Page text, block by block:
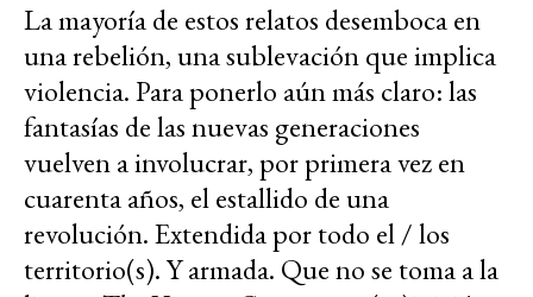
La mayoría de estos relatos desemboca en
una rebelión, una sublevación que implica
violencia. Para ponerlo aún más claro: las
fantasías de las nuevas generaciones
vuelven a involucrar, por primera vez en
cuarenta años, el estallido de una
revolución. Extendida por todo el / los
territorio(s). Y armada. Que no se toma a la